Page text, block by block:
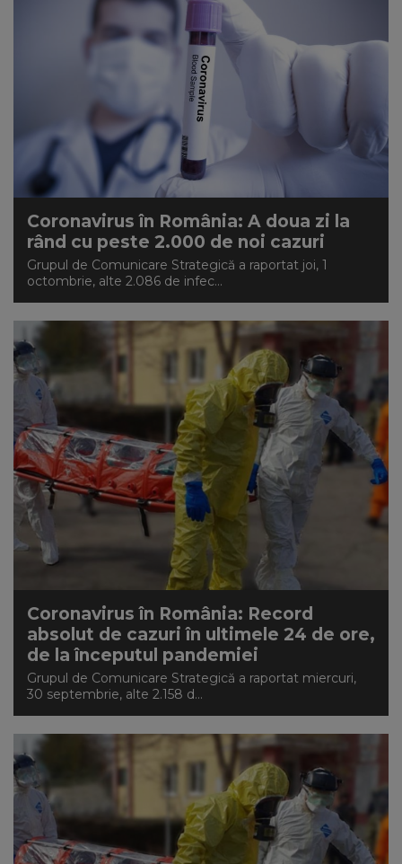
Coronavirus în România: A doua zi la
rând cu peste 2.000 de noi cazuri
Grupul de Comunicare Strategică a raportat joi, 1
octombrie, alte 2.086 de infec...
Coronavirus în România: Record
absolut de cazuri în ultimele 24 de ore,
de la începutul pandemiei
Grupul de Comunicare Strategică a raportat miercuri,
30 septembrie, alte 2.158 d...